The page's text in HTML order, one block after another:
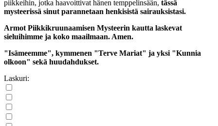
piikkeihin, jotka haavoittivat hänen temppelinsään, tässä
mysteerissä sinut parannetaan henkisistä sairauksistasi.
Armot Piikkikruunaamisen Mysteerin kautta laskevat
sieluihimme ja koko maailmaan. Amen.
"Isämeemme", kymmenen "Terve Mariat" ja yksi "Kunnia
olkoon" sekä huudahdukset.
Laskuri: